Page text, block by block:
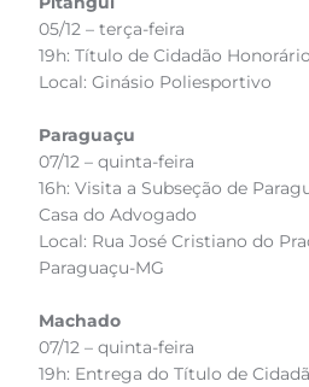
05/12 – terça-feira
19h: Título de Cidadão Honorário
Local: Ginásio Poliesportivo
Paraguaçu
07/12 – quinta-feira
16h: Visita a Subseção de
Casa do Advogado
Local: Rua José Cristiano do
Paraguaçu-MG
Machado
07/12 – quinta-feira
19h: Entrega do Título de